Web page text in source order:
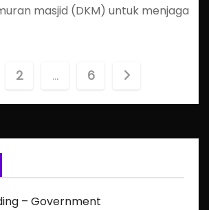
masjid (DKM) untuk menjaga
2 … 6
– Government